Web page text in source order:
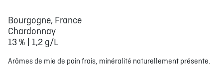
Bourgogne, France
Chardonnay
13 % | 1,2 g/L
Arômes de mie de pain frais, minéralité naturellement présente.